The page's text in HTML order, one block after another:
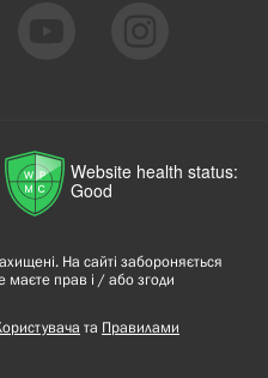
Website health status:
Good
На сайті забороняється
маєте прав і / або згоди
та Правилами